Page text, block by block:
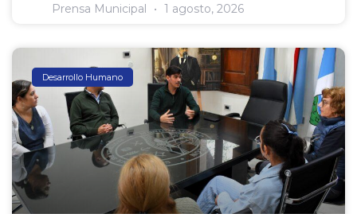
Prensa Municipal 1 agosto, 2026
Desarrollo Humano